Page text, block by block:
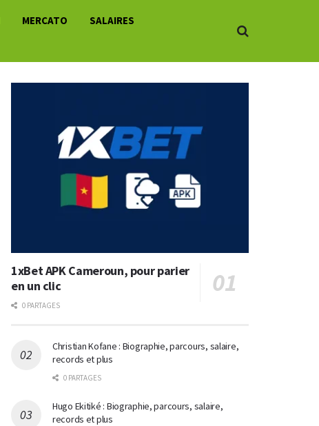
MERCATO
SALAIRES
1xBet APK Cameroun, pour parier
en un clic
0 PARTAGES
Christian Kofane : Biographie, parcours, salaire,
records et plus
0 PARTAGES
Hugo Ekitiké : Biographie, parcours, salaire,
records et plus